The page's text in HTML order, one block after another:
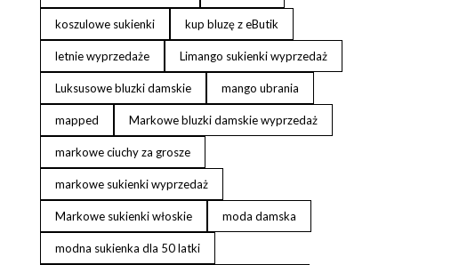
koszulowe sukienki kup bluzę z eButik
letnie wyprzedaże Limango sukienki wyprzedaż
Luksusowe bluzki damskie mango ubrania
mapped Markowe bluzki damskie wyprzedaż
markowe ciuchy za grosze
markowe sukienki wyprzedaż
Markowe sukienki włoskie moda damska
modna sukienka dla 50 latki